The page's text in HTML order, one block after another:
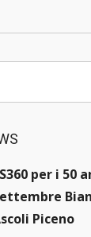
per i 50
Piceno